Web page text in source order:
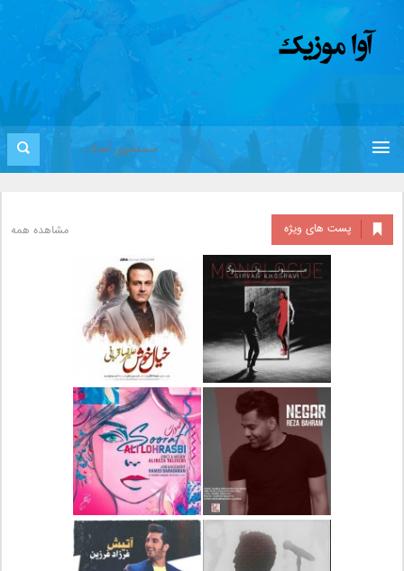
پست های ویژه مشاهده همه
دانلود آلبوم جدید سیروان
خسروی بنام مونولوگ
دانلود آهنگ جدید علیرضا
قربانی بنام خیال خوش
دانلود آهنگ جدید رضا
بهرام بنام نگار
دانلود آهنگ جدید علی
لهراسبی بنام صورت